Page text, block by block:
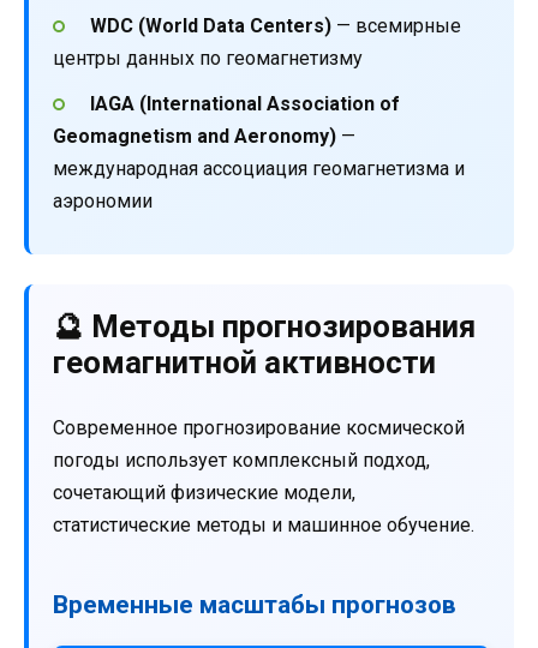
WDC (World Data Centers)— всемирные
центры данных по геомагнетизму
IAGA (International Association of
Geomagnetism and Aeronomy) —
международная ассоциация геомагнетизма и
аэрономии
🔮 Методы прогнозирования
геомагнитной активности
Современное прогнозирование космической
погоды использует комплексный подход,
сочетающий физические модели,
статистические методы и машинное обучение.
Временные масштабы прогнозов